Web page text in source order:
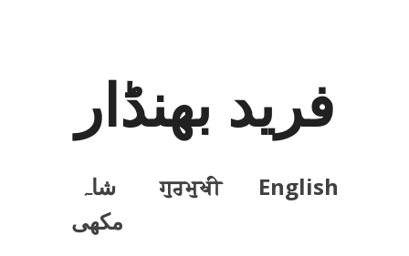
فرید بھنڈار
English
ਗੁਰਮੁਖੀ
شاہ
مکھی